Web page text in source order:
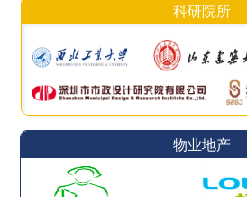
科研院所
物业地产